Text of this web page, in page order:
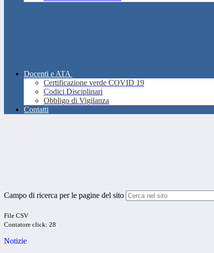
Docenti e ATA
Certificazione verde COVID 19
Codici Disciplinari
Obbligo di Vigilanza
Contatti
Campo di ricerca per le pagine del sito
File CSV
Contatore click: 28
Notizie